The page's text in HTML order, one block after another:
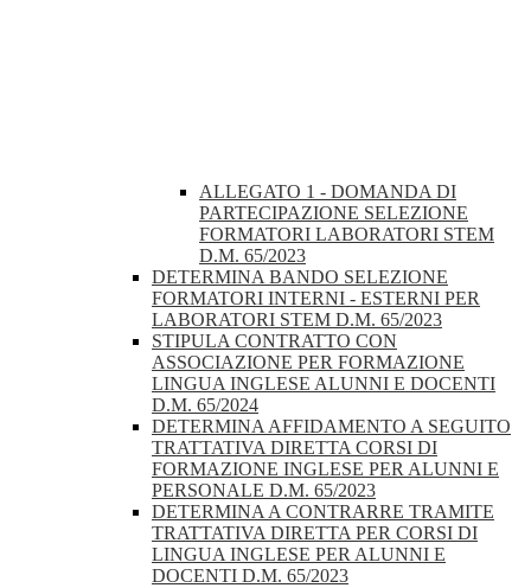
ALLEGATO 1 - DOMANDA DI
PARTECIPAZIONE SELEZIONE
FORMATORI LABORATORI STEM
D.M. 65/2023
DETERMINA BANDO SELEZIONE
FORMATORI INTERNI - ESTERNI PER
LABORATORI STEM D.M. 65/2023
STIPULA CONTRATTO CON
ASSOCIAZIONE PER FORMAZIONE
LINGUA INGLESE ALUNNI E DOCENTI
D.M. 65/2024
DETERMINA AFFIDAMENTO A SEGUITO
TRATTATIVA DIRETTA CORSI DI
FORMAZIONE INGLESE PER ALUNNI E
PERSONALE D.M. 65/2023
DETERMINA A CONTRARRE TRAMITE
TRATTATIVA DIRETTA PER CORSI DI
LINGUA INGLESE PER ALUNNI E
DOCENTI D.M. 65/2023